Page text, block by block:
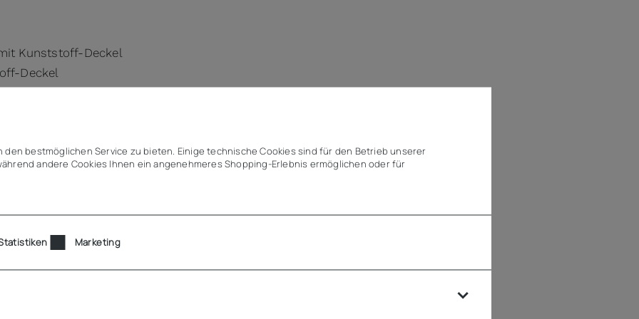
Kunststoff-Deckel
Deckel
Bügelverschlüsse
hochfestem PA 6 GF 30
Desinfektion)
isoliert
den bestmöglichen Service zu bieten. Einige technische Cookies sind für den Betrieb unserer
andere Cookies Ihnen ein angenehmeres Shopping-Erlebnis ermöglichen oder für
Marketing